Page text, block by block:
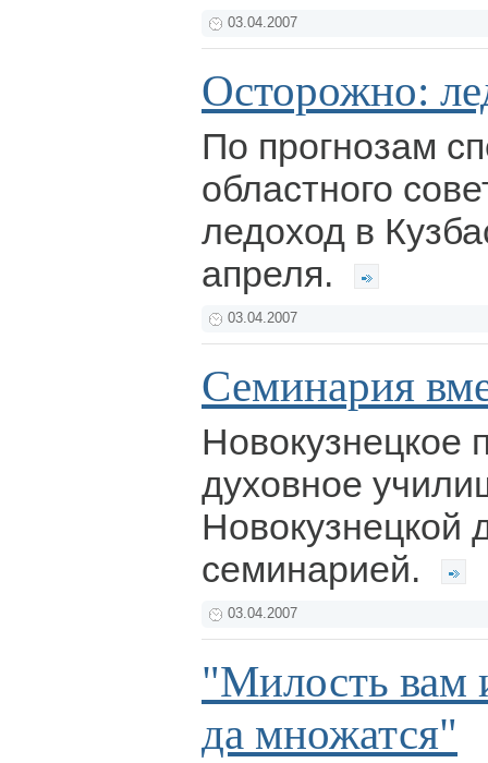
03.04.2007
Осторожно:
По прогнозам
областного
ледоход в
апреля.
03.04.2007
Семинария
Новокузнецкое
духовное
Новокузнецкой
семинарией.
03.04.2007
"Милость вам
да множатся"